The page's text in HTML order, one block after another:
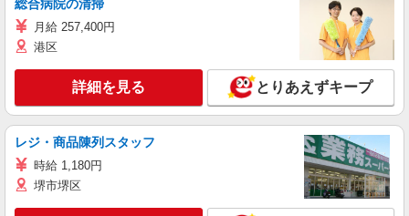
総合病院の清掃
月給 257,400円
港区
詳細を見る とりあえずキープ
レジ・商品陳列スタッフ
時給 1,180円
堺市堺区